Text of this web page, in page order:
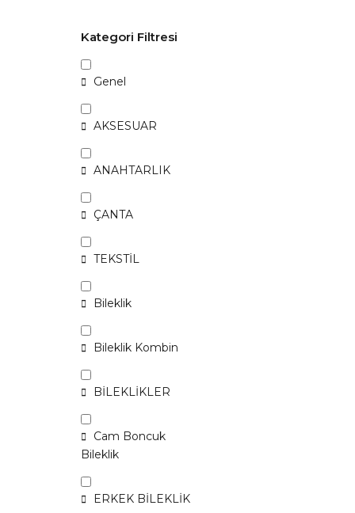
Kategori Filtresi
Genel
AKSESUAR
ANAHTARLIK
ÇANTA
TEKSTİL
Bileklik
Bileklik Kombin
BİLEKLİKLER
Cam Boncuk
Bileklik
ERKEK BİLEKLİK